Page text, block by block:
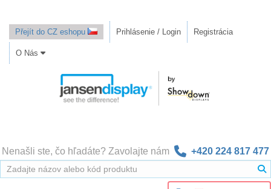
Přejít do CZ eshopu Prihlásenie / Login Registrácia
O Nás
Nenašli ste, čo hľadáte? Zavolajte nám +420 224 817 477